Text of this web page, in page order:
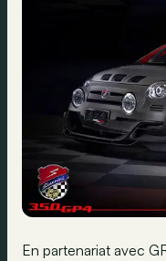
En partenariat avec